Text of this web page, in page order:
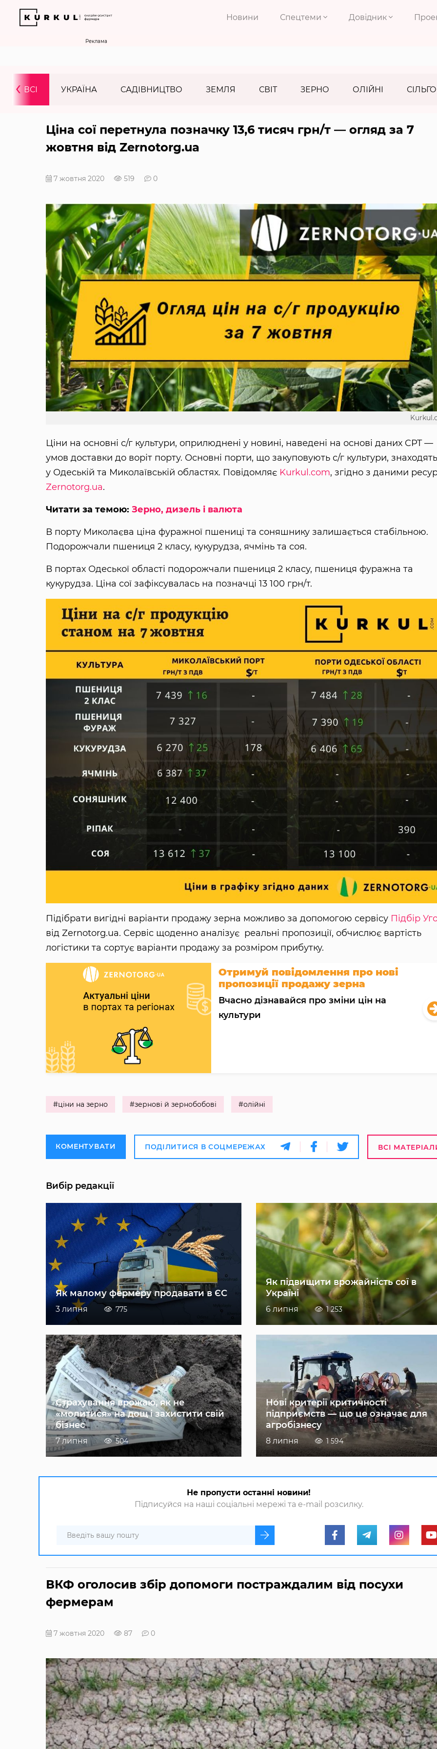
Новини Спецтеми Довідник
Реклама
ВСІ УКРАЇНА САДІВНИЦТВО ЗЕМЛЯ СВІТ ЗЕРНО ОЛІЙНІ
‹
Ціна сої перетнула позначку 13,6 тисяч грн/т — огляд за 7
жовтня від Zernotorg.ua
7 жовтня 2020 519 0
Ціни на основні с/г культури, оприлюднені у новині, наведені на основі даних CPT —
умов доставки до воріт порту. Основні порти, що закуповують с/г культури,
у Одеській та Миколаївській областях. Повідомляє Kurkul.com, згідно з даними
Zernotorg.ua.
Читати за темою: Зерно, дизель і валюта
В порту Миколаєва ціна фуражної пшениці та соняшнику залишається стабільною.
Подорожчали пшениця 2 класу, кукурудза, ячмінь та соя.
В портах Одеської області подорожчали пшениця 2 класу, пшениця фуражна та
кукурудза. Ціна сої зафіксувалась на позначці 13 100 грн/т.
Підібрати вигідні варіанти продажу зерна можливо за допомогою сервісу Підбір
від Zernotorg.ua. Сервіс щоденно аналізує реальні пропозиції, обчислює вартість
логістики та сортує варіанти продажу за розміром прибутку.
Отримуй повідомлення про нові
пропозиції продажу зерна
Вчасно дізнавайся про зміни цін на
культури
#ціни на зерно #зернові й зернобобові #олійні
КОМЕНТУВАТИ ПОДІЛИТИСЯ В СОЦМЕРЕЖАХ ВСІ
Вибір редакції
Як малому фермеру продавати в ЄС
3 липня 775
Як підвищити врожайність сої в
Україні
6 липня 1 253
Страхування врожаю, як не
«молитися» на дощ і захистити свій
бізнес
7 липня 504
Нові критерії критичності
підприємств — що це означає для
агробізнесу
8 липня 1 594
Не пропусти останні новини!
Підписуйся на наші соціальні мережі та e-mail розсилку.
ВКФ оголосив збір допомоги постраждалим від посухи
фермерам
7 жовтня 2020 87 0